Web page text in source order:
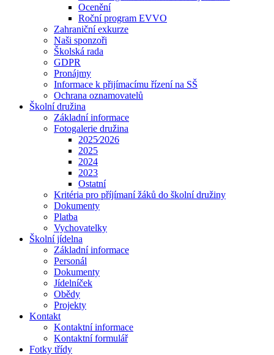
Ocenění
Roční program EVVO
Zahraniční exkurze
Naši sponzoři
Školská rada
GDPR
Pronájmy
Informace k přijímacímu řízení na SŠ
Ochrana oznamovatelů
Školní družina
Základní informace
Fotogalerie družina
2025⁄2026
2025
2024
2023
Ostatní
Kritéria pro příjímaní žáků do školní družiny
Dokumenty
Platba
Vychovatelky
Školní jídelna
Základní informace
Personál
Dokumenty
Jídelníček
Obědy
Projekty
Kontakt
Kontaktní informace
Kontaktní formulář
Fotky třídy